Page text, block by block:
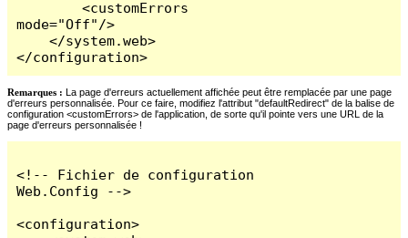
        <customErrors
mode="Off"/>
    </system.web>
</configuration>
Remarques : La page d'erreurs actuellement affichée peut être remplacée par une page
d'erreurs personnalisée. Pour ce faire, modifiez l'attribut "defaultRedirect" de la balise de
configuration <customErrors> de l'application, de sorte qu'il pointe vers une URL de la
page d'erreurs personnalisée !
<!-- Fichier de configuration
Web.Config -->
<configuration>